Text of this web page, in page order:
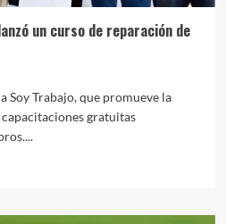
un curso de reparación de
Soy Trabajo, que promueve la
gratuitas